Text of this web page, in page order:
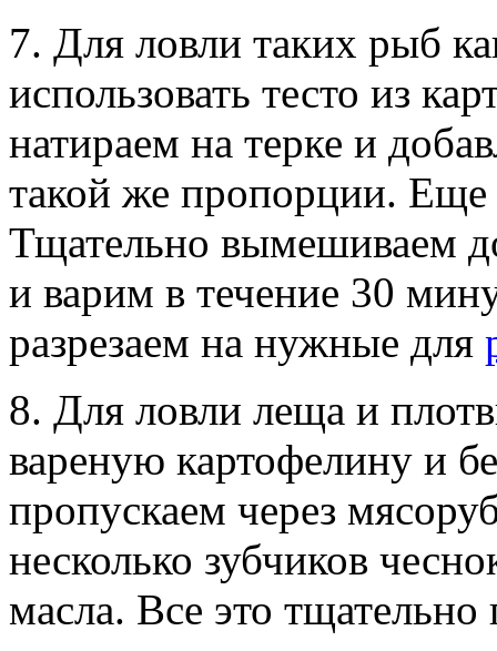
7. Для ловли таких рыб
использовать тесто из
натираем на терке и
такой же пропорции. Еще
Тщательно вымешиваем
и варим в течение 30
разрезаем на нужные для
8. Для ловли леща и
вареную картофелину и
пропускаем через
несколько зубчиков
масла. Все это